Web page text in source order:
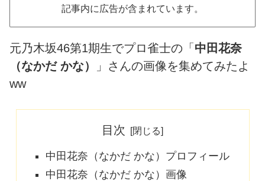
記事内に広告が含まれています。
元乃木坂46第1期生でプロ雀士の「 中田花奈
（なかだ かな）
」さんの画像を集めてみたよ
ww
目次
中田花奈（なかだ かな）プロフィール
中田花奈（なかだ かな）画像